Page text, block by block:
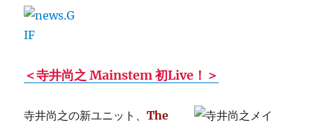
＜寺井尚之 Mainstem 初Live！＞
寺井尚之の新ユニット、The